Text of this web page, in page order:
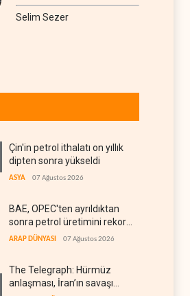
Selim Sezer
Çin'in petrol ithalatı on yıllık
dipten sonra yükseldi
ASYA 07 Ağustos 2026
BAE, OPEC'ten ayrıldıktan
sonra petrol üretimini rekor
düzeye çıkardı
ARAP DÜNYASI 07 Ağustos 2026
The Telegraph: Hürmüz
anlaşması, İran’ın savaşı